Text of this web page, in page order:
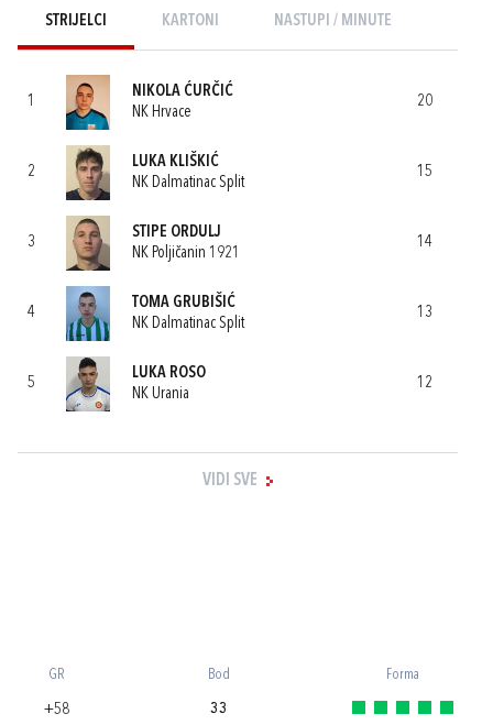
STRIJELCI KARTONI NASTUPI / MINUTE
1
NIKOLA ĆURČIĆ
NK Hrvace
20
2
LUKA KLIŠKIĆ
NK Dalmatinac Split
15
3
STIPE ORDULJ
NK Poljičanin 1921
14
4
TOMA GRUBIŠIĆ
NK Dalmatinac Split
13
5
LUKA ROSO
NK Urania
12
VIDI SVE
GR Bod Forma
+58 33